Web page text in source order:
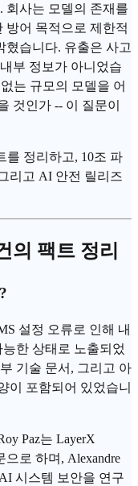
회사는 모델의 존재를
방어 목적으로 제한적
혔습니다. 유출은 사고
부 정보가 아니었습
는 규모의 모델을 어
것인가 -- 이 질문이
를 정리하고, 10조 파
리고 AI 안전 릴리즈
의 팩트 정리
설정 오류로 인해 내
한 상태로 노출되었
기술 문서, 그리고 아
이 포함되어 있었습니
Paz는 LayerX
으로 하며, Alexandre
시스템 보안을 연구